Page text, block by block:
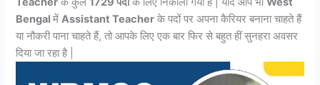
BengalमेंAssistant Teacher के पदों पर अपना कैरियर बनाना चाहते हैं
या नौकरी पाना चाहते हैं, तो आपके लिए एक बार फिर से बहुत हीं सुनहरा अवसर
दिया जा रहा है |